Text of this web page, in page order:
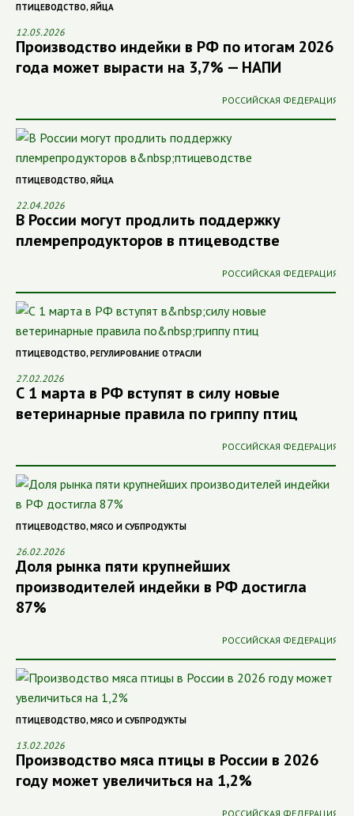
ПТИЦЕВОДСТВО, ЯЙЦА
12.05.2026
Производство индейки в РФ по итогам 2026
года может вырасти на 3,7% — НАПИ
РОССИЙСКАЯ ФЕДЕРАЦИЯ
ПТИЦЕВОДСТВО, ЯЙЦА
22.04.2026
В России могут продлить поддержку
племрепродукторов в птицеводстве
РОССИЙСКАЯ ФЕДЕРАЦИЯ
ПТИЦЕВОДСТВО, РЕГУЛИРОВАНИЕ ОТРАСЛИ
27.02.2026
С 1 марта в РФ вступят в силу новые
ветеринарные правила по гриппу птиц
РОССИЙСКАЯ ФЕДЕРАЦИЯ
ПТИЦЕВОДСТВО, МЯСО И СУБПРОДУКТЫ
26.02.2026
Доля рынка пяти крупнейших
производителей индейки в РФ достигла
87%
РОССИЙСКАЯ ФЕДЕРАЦИЯ
ПТИЦЕВОДСТВО, МЯСО И СУБПРОДУКТЫ
13.02.2026
Производство мяса птицы в России в 2026
году может увеличиться на 1,2%
РОССИЙСКАЯ ФЕДЕРАЦИЯ